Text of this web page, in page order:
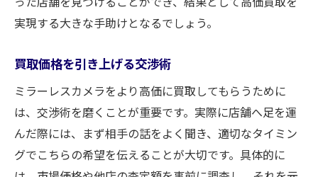
実現する大きな手助けとなるでしょう。
買取価格を引き上げる交渉術
ミラーレスカメラをより高価に買取してもらうために
は、交渉術を磨くことが重要です。実際に店舗へ足を運
んだ際には、まず相手の話をよく聞き、適切なタイミン
グでこちらの希望を伝えることが大切です。具体的に